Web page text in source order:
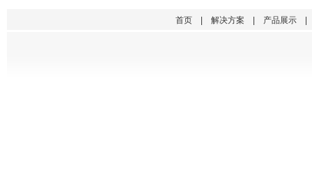
首页 解决方案 产品展示